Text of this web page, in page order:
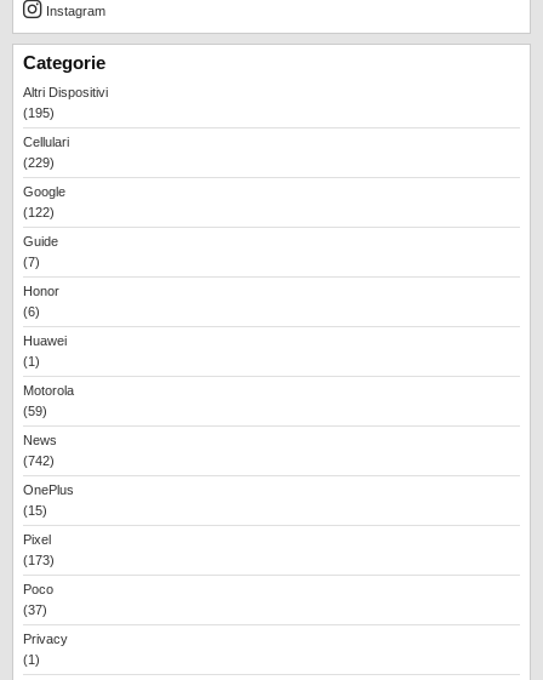
SAMSUNG
SICUREZZA
SVILUPPARE ANDROID
XIAOMI
Instagram
Categorie
Altri Dispositivi
(195)
Cellulari
(229)
Google
(122)
Guide
(7)
Honor
(6)
Huawei
(1)
Motorola
(59)
News
(742)
OnePlus
(15)
Pixel
(173)
Poco
(37)
Privacy
(1)